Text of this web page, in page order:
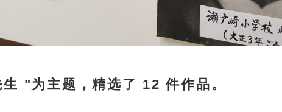
"为主题，精选了 12 件作品。